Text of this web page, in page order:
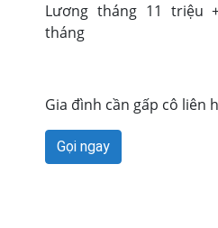
Lương tháng 11 triệu
tháng
Gia đình cần gấp cô liên
Gọi ngay